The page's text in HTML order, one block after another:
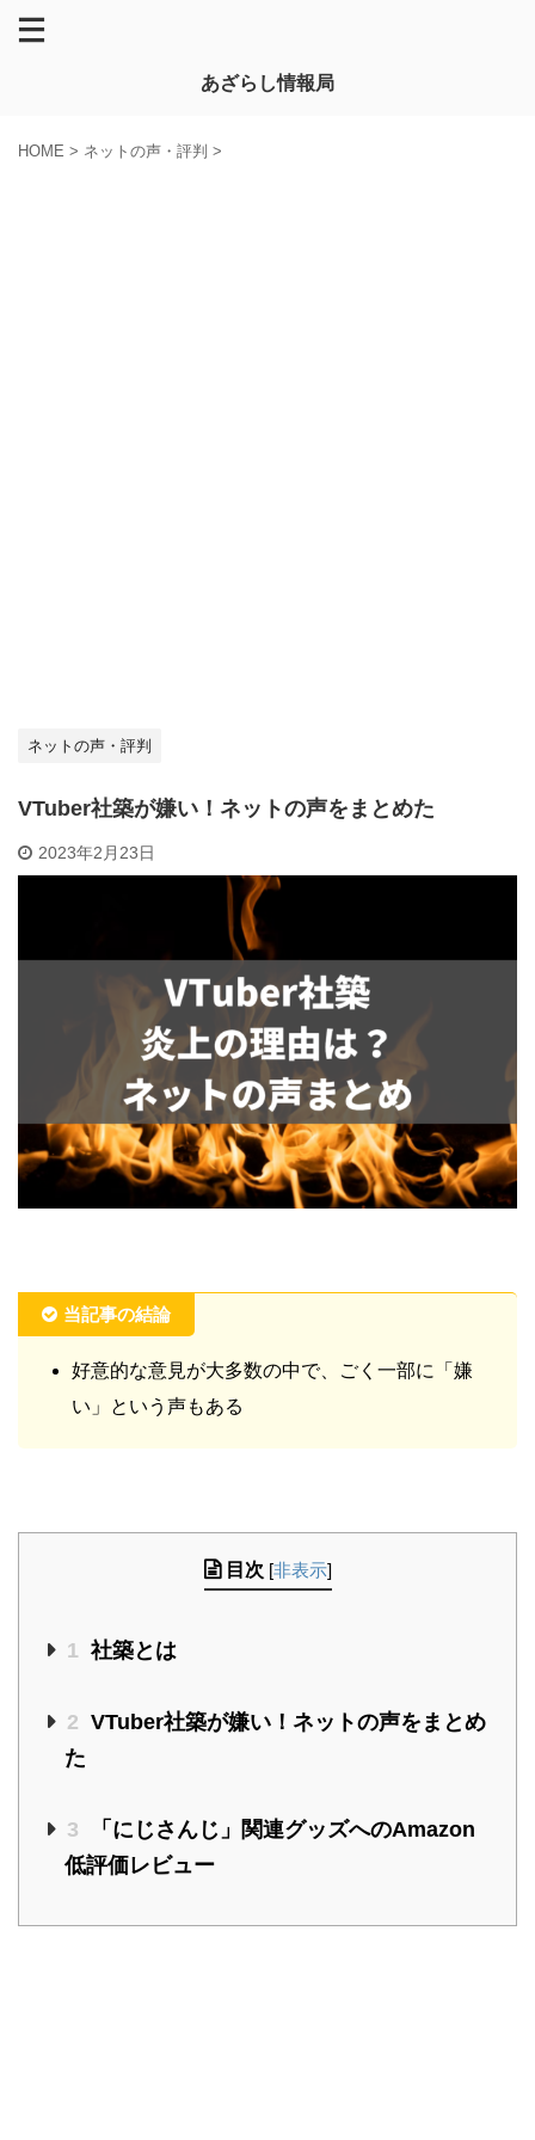
あざらし情報局
HOME > ネットの声・評判 >
ネットの声・評判
VTuber社築が嫌い！ネットの声をまとめた
2023年2月23日
当記事の結論
好意的な意見が大多数の中で、ごく一部に「嫌
い」という声もある
目次 [非表示]
1 社築とは
2 VTuber社築が嫌い！ネットの声をまとめ
た
3
「にじさんじ」関連グッズへのAmazon
低評価レビュー